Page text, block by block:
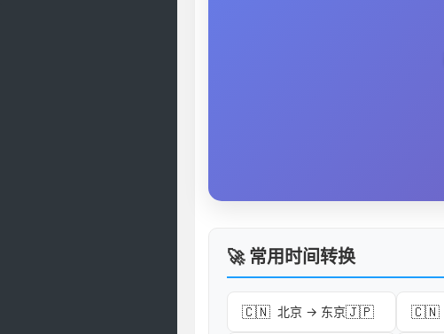
🚀 常用时间转换
🇨🇳 北京 → 东京🇯🇵 🇨🇳